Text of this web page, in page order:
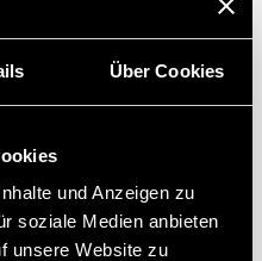
Über Cookies
und Anzeigen zu
soziale Medien anbieten
unsere Website zu